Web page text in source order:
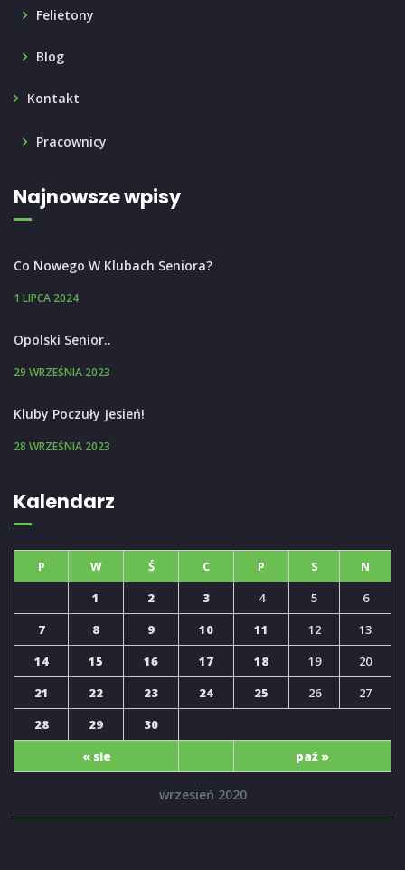
Felietony
Blog
Kontakt
Pracownicy
Najnowsze wpisy
Co Nowego W Klubach Seniora?
1 LIPCA 2024
Opolski Senior..
29 WRZEŚNIA 2023
Kluby Poczuły Jesień!
28 WRZEŚNIA 2023
Kalendarz
wrzesień 2020
P W Ś C P S N
« sie paź »
1 2 3 4 5
6
7
8 9 10 11 12
13
14
15 16 17 18 19
20
21
22 23 24 25 26
27
28
29 30